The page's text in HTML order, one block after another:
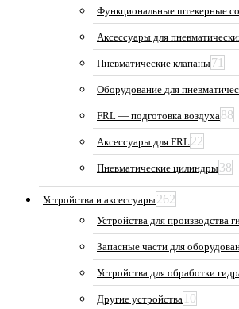
Функциональные штекерные
Аксессуары для
Пневматические клапаны71
Оборудование для
FRL — подготовка воздуха88
Аксессуары для FRL22
Пневматические цилиндры38
Устройства и аксессуары262
Устройства для производства
Запасные части для
Устройства для обработки
Другие устройства 10